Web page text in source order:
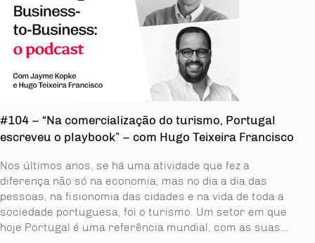
#104 – “Na comercialização do turismo, Portugal
escreveu o playbook” – com Hugo Teixeira Francisco
Nos últimos anos, se há uma atividade que fez a
diferença não só na economia, mas no dia a dia das
pessoas, na fisionomia das cidades e na vida de toda a
sociedade portuguesa, foi o turismo. Um setor em que
hoje Portugal é uma referência mundial, com as suas...